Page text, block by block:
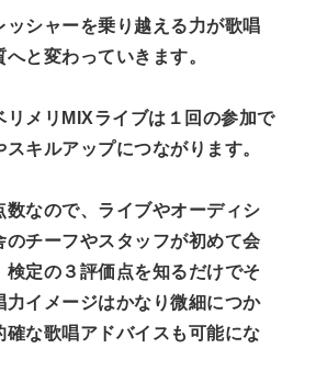
ッシャーを乗り越える力が歌唱
と変わっていきます。
リメリMIXライブは１回の参加で
キルアップにつながります。
数なので、ライブやオーディシ
のチーフやスタッフが初めて会
検定の３評価点を知るだけでそ
力イメージはかなり微細につか
確な歌唱アドバイスも可能にな